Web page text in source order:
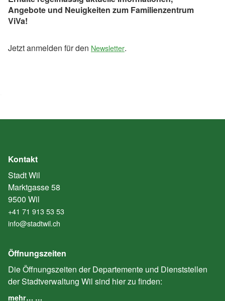
Angebote und Neuigkeiten zum Familienzentrum
ViVa!
Jetzt anmelden für den Newsletter.
Kontakt
Stadt Wil
Marktgasse 58
9500 Wil
+41 71 913 53 53
info@stadtwil.ch
Öffnungszeiten
Die Öffnungszeiten der Departemente und Dienststellen
der Stadtverwaltung Wil sind hier zu finden:
mehr… …